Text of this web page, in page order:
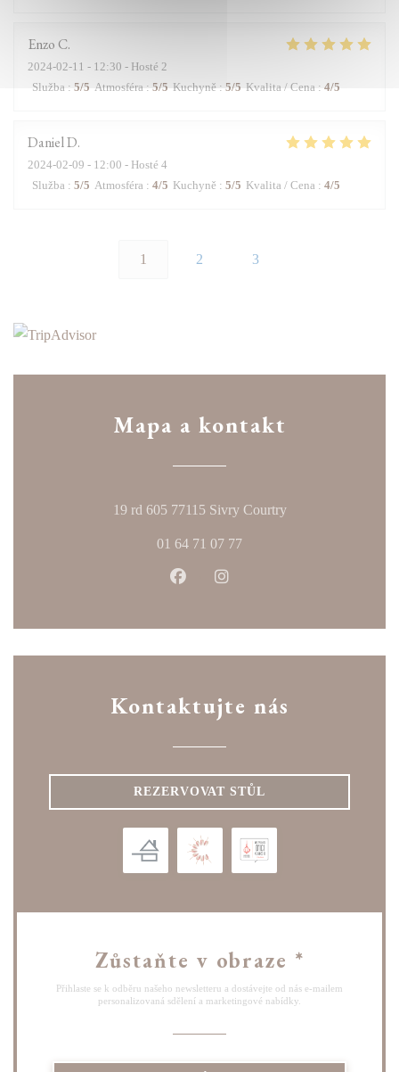
Enzo C
2024-02-11 - 12:30 - Hosté 2
Služba : 5/5 Atmosféra : 5/5 Kuchyně: 5/5 Kvalita / Cena : 4/5
DanielD
2024-02-09 - 12:00 - Hosté 4
Služba : 5/5 Atmosféra : 4/5 Kuchyně : 5/5 Kvalita / Cena : 4/5
1 2 3
Mapa a kontakt
19 rd 605 77115 Sivry Courtry((otevře se v
01 64 71 07 77
Facebook ((otevře se v novém
Kontaktujte nás
REZERVOVAT STŮL
Zůstaňte v obraze *
Přihlaste se k odběru našeho newsletteru a dostávejte od nás e-mailem
personalizovaná sdělení a marketingové nabídky.